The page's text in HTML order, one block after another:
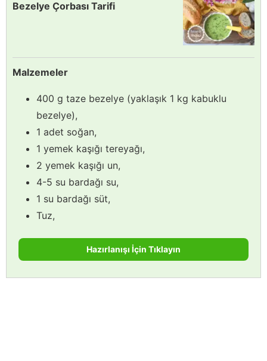
Bezelye Çorbası Tarifi
Malzemeler
400 g taze bezelye (yaklaşık 1 kg kabuklu
bezelye),
1 adet soğan,
1 yemek kaşığı tereyağı,
2 yemek kaşığı un,
4-5 su bardağı su,
1 su bardağı süt,
Tuz,
Hazırlanışı İçin Tıklayın